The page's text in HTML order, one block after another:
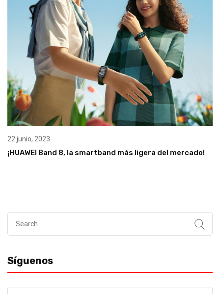
22 junio, 2023
¡HUAWEI Band 8, la smartband más ligera del mercado!
Síguenos